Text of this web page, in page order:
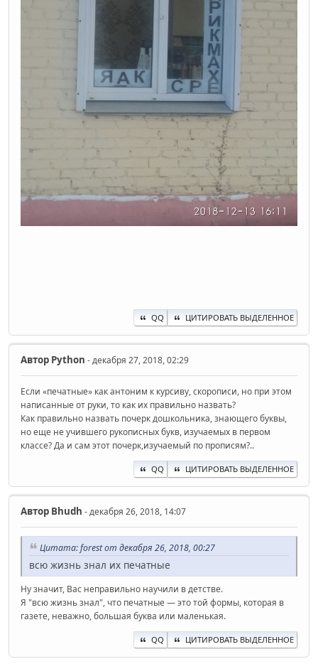
QQ ЦИТИРОВАТЬ ВЫДЕЛЕННОЕ
Автор Python - декабря 27, 2018, 02:29
Если «печатные» как антоним к курсиву, скорописи, но при этом
написанные от руки, то как их правильно назвать?
Как правильно назвать почерк дошкольника, знающего буквы,
но еще не учившего рукописных букв, изучаемых в первом
классе? Да и сам этот почерк,изучаемый по прописям?..
QQ ЦИТИРОВАТЬ ВЫДЕЛЕННОЕ
Автор Bhudh - декабря 26, 2018, 14:07
Цитата: forest от декабря 26, 2018, 00:27
всю жизнь знал их печатные
Ну значит, Вас неправильно научили в детстве.
Я "всю жизнь знал", что печатные — это той формы, которая в
газете, неважно, большая буква или маленькая.
QQ ЦИТИРОВАТЬ ВЫДЕЛЕННОЕ